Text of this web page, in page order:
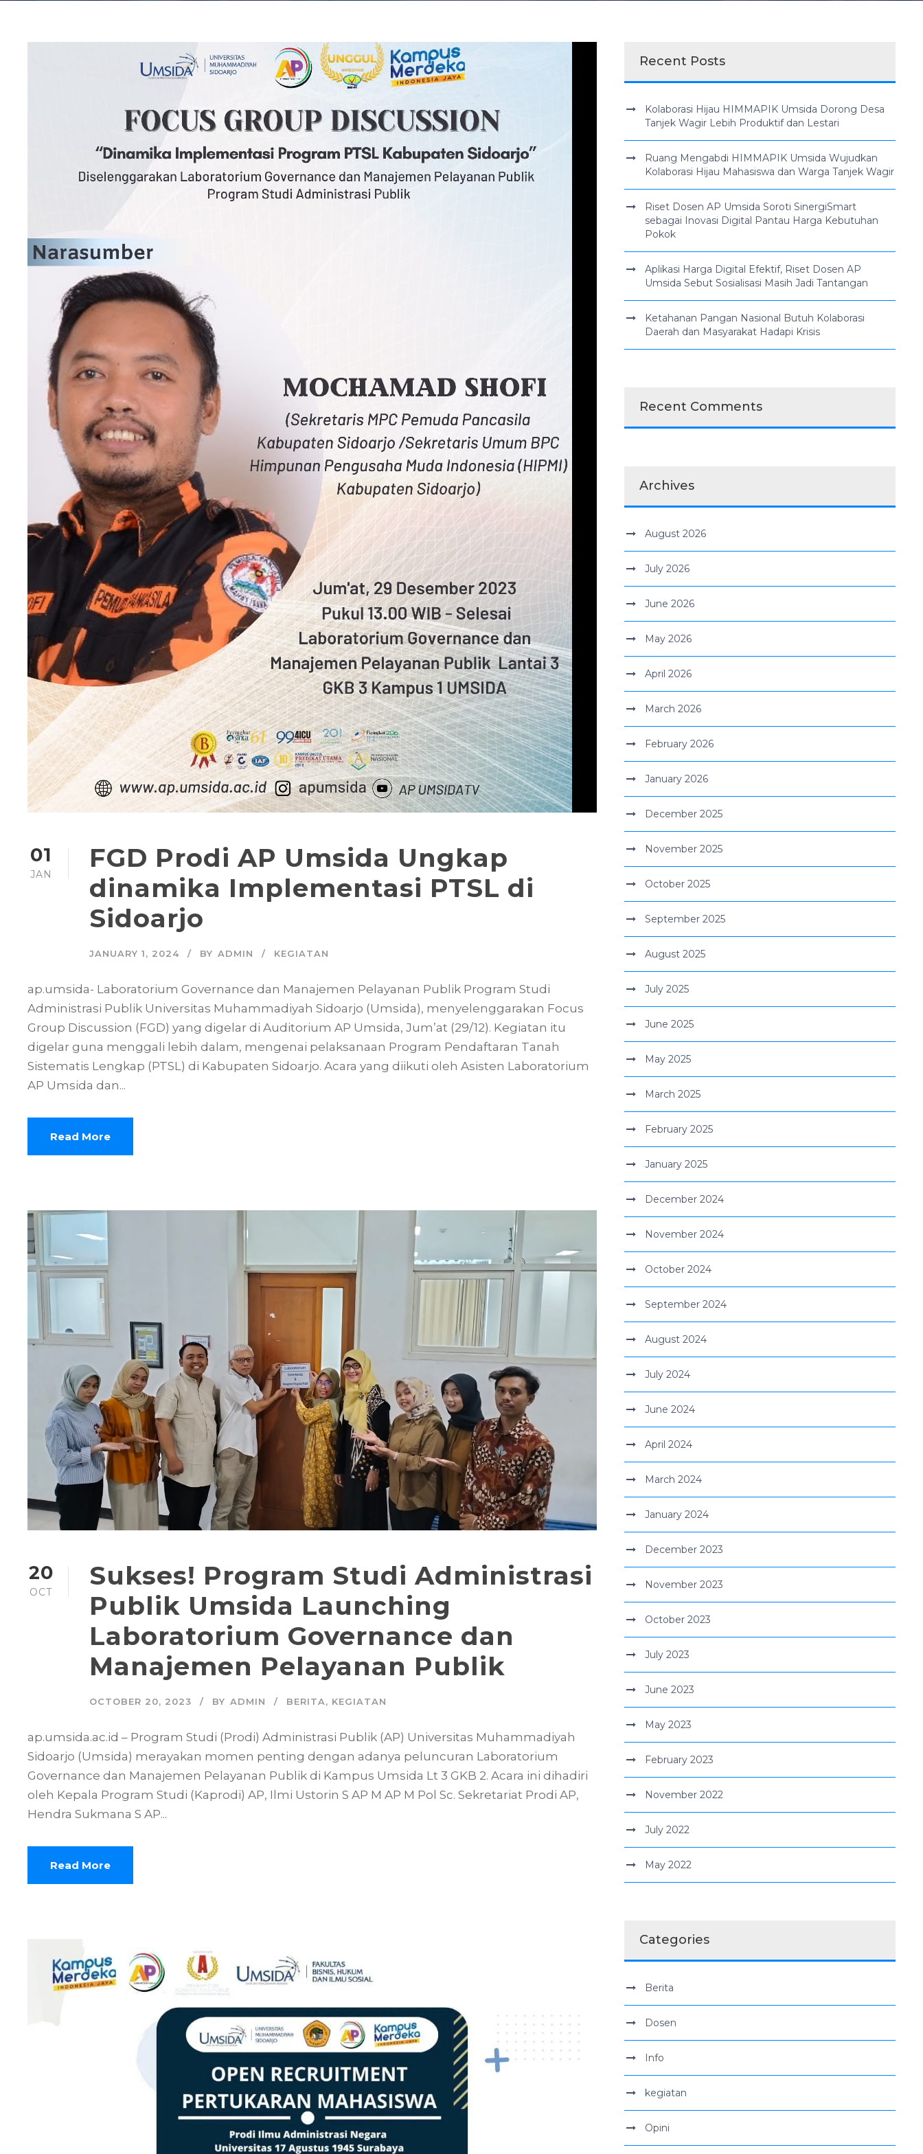
01
JAN
FGD Prodi AP Umsida Ungkap
dinamika Implementasi PTSL di
Sidoarjo
JANUARY 1, 2024 BY ADMIN KEGIATAN
ap.umsida- Laboratorium Governance dan Manajemen Pelayanan Publik Program Studi
Administrasi Publik Universitas Muhammadiyah Sidoarjo (Umsida), menyelenggarakan Focus
Group Discussion (FGD) yang digelar di Auditorium AP Umsida, Jum’at (29/12). Kegiatan itu
digelar guna menggali lebih dalam, mengenai pelaksanaan Program Pendaftaran Tanah
Sistematis Lengkap (PTSL) di Kabupaten Sidoarjo. Acara yang diikuti oleh Asisten Laboratorium
AP Umsida dan...
Read More
20
OCT
Sukses! Program Studi Administrasi
Publik Umsida Launching
Laboratorium Governance dan
Manajemen Pelayanan Publik
OCTOBER 20, 2023 BY ADMIN BERITA, KEGIATAN
ap.umsida.ac.id – Program Studi (Prodi) Administrasi Publik (AP) Universitas Muhammadiyah
Sidoarjo (Umsida) merayakan momen penting dengan adanya peluncuran Laboratorium
Governance dan Manajemen Pelayanan Publik di Kampus Umsida Lt 3 GKB 2. Acara ini dihadiri
oleh Kepala Program Studi (Kaprodi) AP, Ilmi Ustorin S AP M AP M Pol Sc. Sekretariat Prodi AP,
Hendra Sukmana S AP...
Read More
Recent Posts
Kolaborasi Hijau HIMMAPIK Umsida Dorong Desa
Tanjek Wagir Lebih Produktif dan Lestari
Ruang Mengabdi HIMMAPIK Umsida Wujudkan
Kolaborasi Hijau Mahasiswa dan Warga Tanjek Wagir
Riset Dosen AP Umsida Soroti SinergiSmart
sebagai Inovasi Digital Pantau Harga Kebutuhan
Pokok
Aplikasi Harga Digital Efektif, Riset Dosen AP
Umsida Sebut Sosialisasi Masih Jadi Tantangan
Ketahanan Pangan Nasional Butuh Kolaborasi
Daerah dan Masyarakat Hadapi Krisis
Recent Comments
Archives
August 2026
July 2026
June 2026
May 2026
April 2026
March 2026
February 2026
January 2026
December 2025
November 2025
October 2025
September 2025
August 2025
July 2025
June 2025
May 2025
March 2025
February 2025
January 2025
December 2024
November 2024
October 2024
September 2024
August 2024
July 2024
June 2024
April 2024
March 2024
January 2024
December 2023
November 2023
October 2023
July 2023
June 2023
May 2023
February 2023
November 2022
July 2022
May 2022
Categories
Berita
Dosen
Info
kegiatan
Opini